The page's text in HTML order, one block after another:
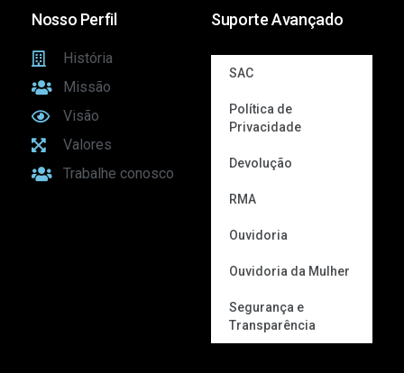
Nosso Perfil
História
Missão
Visão
Valores
Trabalhe conosco
Suporte Avançado
SAC
Política de
Privacidade
Devolução
RMA
Ouvidoria
Ouvidoria da Mulher
Segurança e
Transparência